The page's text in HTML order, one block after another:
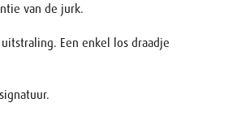
van de jurk.
Een enkel los draadje